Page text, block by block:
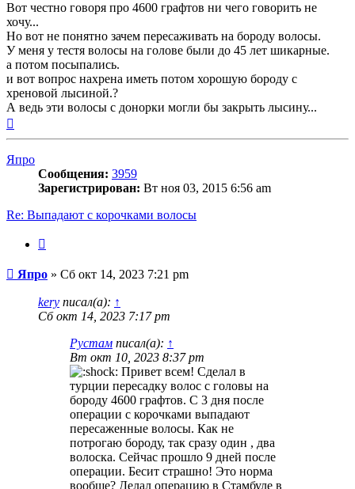
Вот честно говоря про 4600 графтов ни чего говорить не
хочу...
Но вот не понятно зачем пересаживать на бороду волосы.
У меня у тестя волосы на голове были до 45 лет шикарные.
а потом посыпались.
и вот вопрос нахрена иметь потом хорошую бороду с
хреновой лысиной.?
А ведь эти волосы с донорки могли бы закрыть лысину...
Япро
Сообщения: 3959
Зарегистрирован: Вт ноя 03, 2015 6:56 am
Re: Выпадают с корочками волосы
Сообщение
Япро » Сб окт 14, 2023 7:21 pm
kery писал(а): ↑
Сб окт 14, 2023 7:17 pm
Рустам писал(а): ↑
Вт окт 10, 2023 8:37 pm
Привет всем! Сделал в
турции пересадку волос с головы на
бороду 4600 графтов. С 3 дня после
операции с корочками выпадают
пересаженные волосы. Как не
потрогаю бороду, так сразу один , два
волоска. Сейчас прошло 9 дней после
операции. Бесит страшно! Это норма
вообще? Делал операцию в Стамбуле в